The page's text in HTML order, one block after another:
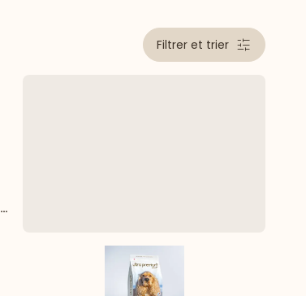
Filtrer et trier